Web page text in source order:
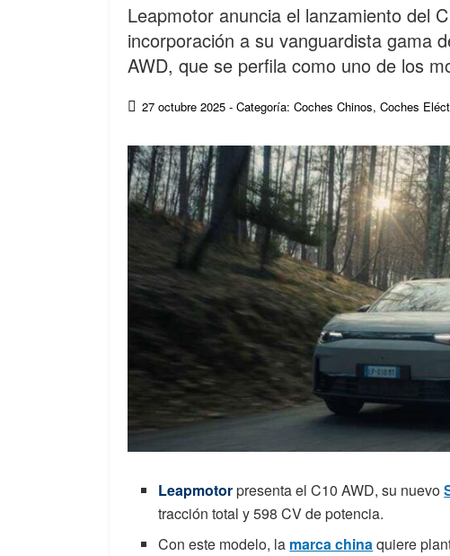
Leapmotor anuncia el lanzamiento del
incorporación a su vanguardista gama
AWD, que se perfila como uno de los
27 octubre 2025 - Categoría: Coches Chinos, Coches
Leapmotorpresenta el C10 AWD, su nuevo
tracción total y 598 CV de potencia.
Con este modelo, la marca chinaquiere